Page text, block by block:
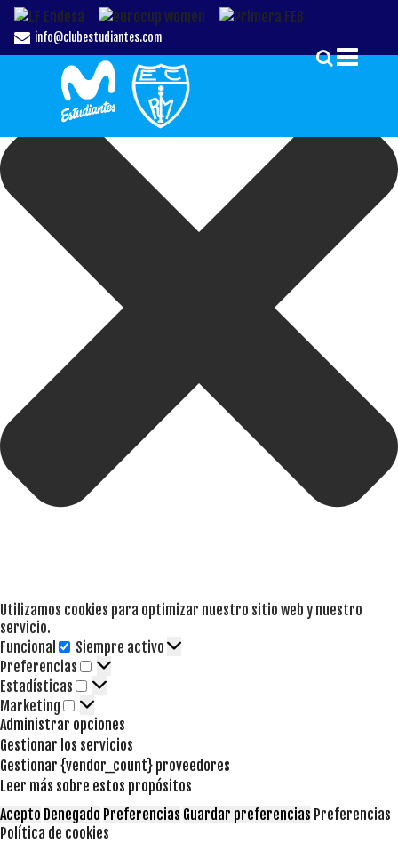
Gestionar el Consentimiento de las Cookies
Utilizamos cookies para optimizar nuestro sitio web y nuestro
servicio.
Funcional
Funcional
Siempre activo
Preferencias
Preferencias
Estadísticas Estadísticas
Marketing Marketing
Administrar opciones
Gestionar los servicios
Gestionar {vendor_count} proveedores
Leer más sobre estos propósitos
Acepto Denegado Preferencias Guardar preferencias Preferencias
Política de cookies
info@clubestudiantes.com